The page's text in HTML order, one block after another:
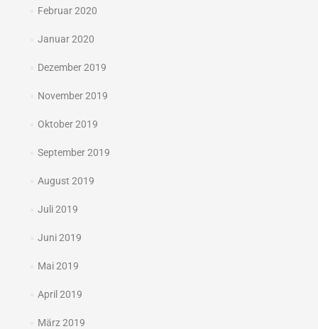
Februar 2020
Januar 2020
Dezember 2019
November 2019
Oktober 2019
September 2019
August 2019
Juli 2019
Juni 2019
Mai 2019
April 2019
März 2019